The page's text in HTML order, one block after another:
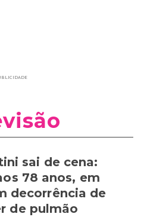
sai de cena:
78 anos, em
decorrência de
de pulmão